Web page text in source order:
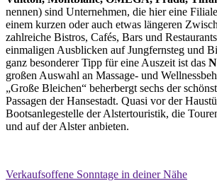
nennen) sind Unternehmen, die hier eine
einem kurzen oder auch etwas längeren
zahlreiche Bistros, Cafés, Bars und
einmaligen Ausblicken auf Jungfernsteg und
ganz besonderer Tipp für eine Auszeit ist das
großen Auswahl an Massage- und
„Große Bleichen“ beherbergt sechs der
Passagen der Hansestadt. Quasi vor der
Bootsanlegestelle der Alstertouristik, die
und auf der Alster anbieten.
Verkaufsoffene Sonntage in deiner Nähe